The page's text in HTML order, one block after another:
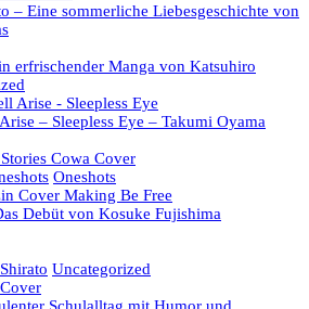
– Eine sommerliche Liebesgeschichte von
erfrischender Manga von Katsuhiro
– Sleepless Eye – Takumi Oyama
Oneshots
Debüt von Kosuke Fujishima
Uncategorized